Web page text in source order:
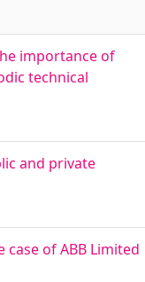
importance of
technical
and private
of ABB Limited